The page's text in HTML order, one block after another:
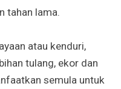
tahan lama.
atau kenduri,
tulang, ekor dan
semula untuk